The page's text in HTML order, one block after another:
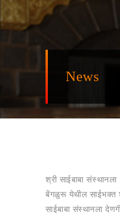
News
श्री साईबाबा
बेंगळुरू येथील साईभक्त
साईबाबा संस्थानला